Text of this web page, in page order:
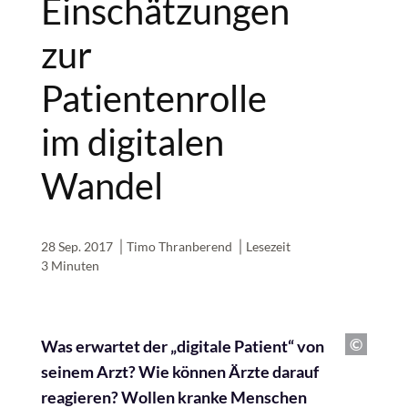
Einschätzungen
zur
Patientenrolle
im digitalen
Wandel
28 Sep. 2017 Timo Thranberend
Lesezeit
3 Minuten
Was erwartet der „digitale Patient“ von
seinem Arzt? Wie können Ärzte darauf
reagieren? Wollen kranke Menschen